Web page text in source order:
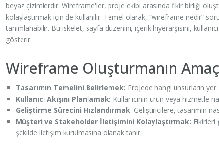
beyaz çizimlerdir. Wireframe'ler, proje ekibi arasında fikir birliği
kolaylaştırmak için de kullanılır. Temel olarak, “wireframe nedir”
tanımlanabilir. Bu iskelet, sayfa düzenini, içerik hiyerarşisini,
gösterir.
Wireframe Oluşturmanın
Tasarımın Temelini Belirlemek: Projede hangi unsurların yer
Kullanıcı Akışını Planlamak: Kullanıcının ürün veya hizmetle
Geliştirme Sürecini Hızlandırmak: Geliştiricilere, tasarımın
Müşteri ve Stakeholder İletişimini Kolaylaştırmak: Fikirleri
şekilde iletişim kurulmasına olanak tanır.